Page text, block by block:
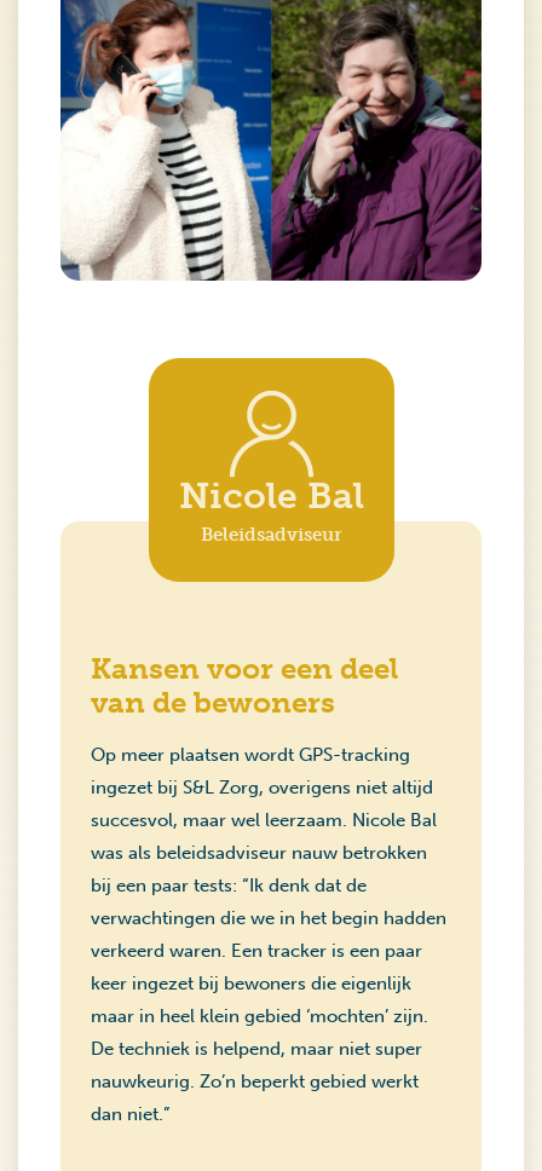
Nicole Bal
Beleidsadviseur
Kansen voor een deel
van de bewoners
Op meer plaatsen wordt GPS-tracking
ingezet bij S&L Zorg, overigens niet altijd
succesvol, maar wel leerzaam. Nicole Bal
was als beleidsadviseur nauw betrokken
bij een paar tests: “Ik denk dat de
verwachtingen die we in het begin hadden
verkeerd waren. Een tracker is een paar
keer ingezet bij bewoners die eigenlijk
maar in heel klein gebied ‘mochten’ zijn.
De techniek is helpend, maar niet super
nauwkeurig. Zo’n beperkt gebied werkt
dan niet.”